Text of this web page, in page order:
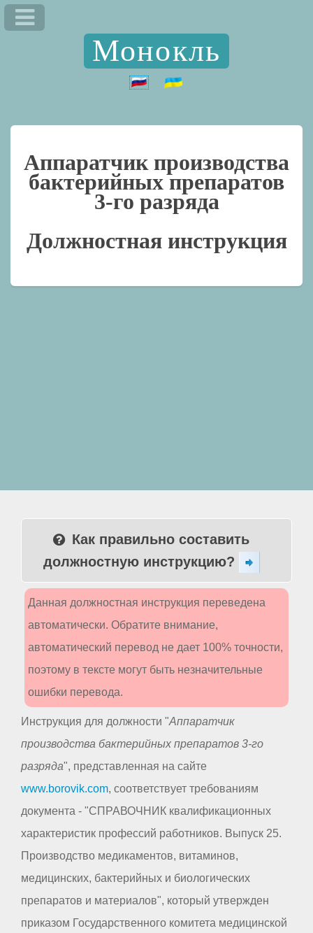
Монокль
Аппаратчик производства
бактерийных препаратов
3-го разряда
Должностная инструкция
Как правильно составить
должностную инструкцию?
Данная должностная инструкция переведена
автоматически. Обратите внимание,
автоматический перевод не дает 100% точности,
поэтому в тексте могут быть незначительные
ошибки перевода.
Инструкция для должности "Аппаратчик
производства бактерийных препаратов 3-го
разряда", представленная на сайте
www.borovik.com, соответствует требованиям
документа - "СПРАВОЧНИК квалификационных
характеристик профессий работников. Выпуск 25.
Производство медикаментов, витаминов,
медицинских, бактерийных и биологических
препаратов и материалов", который утвержден
приказом Государственного комитета медицинской